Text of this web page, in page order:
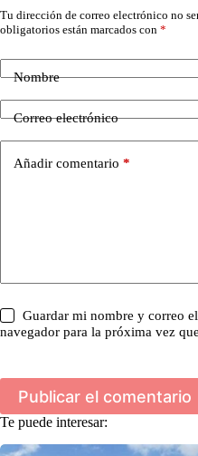
Tu dirección de correo electrónico no
obligatorios están marcados con *
Nombre
Correo electrónico
Añadir comentario *
Guardar mi nombre y correo
navegador para la próxima vez
Publicar el comentario
Te puede interesar: